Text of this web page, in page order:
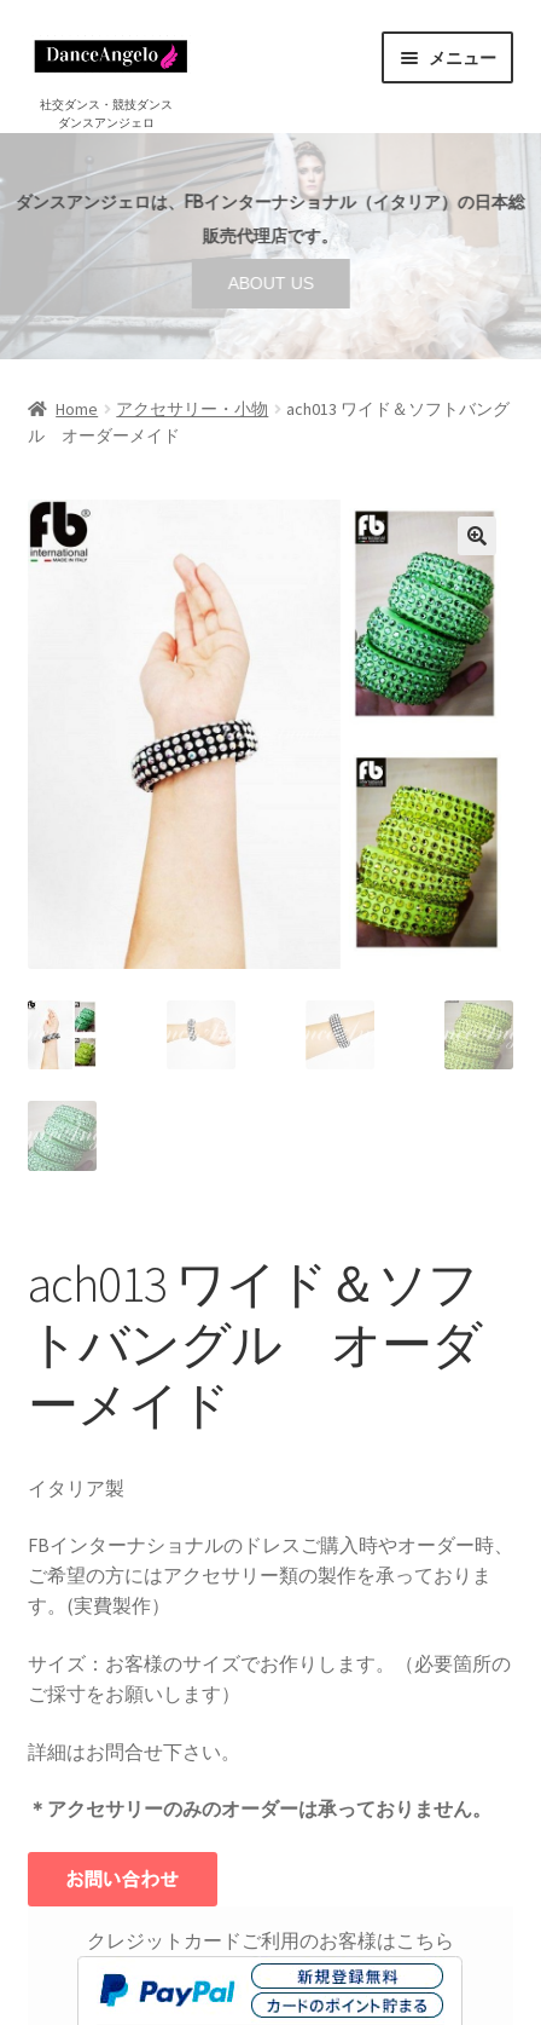
ナ
ビ
ゲ
ー
ョ
キ
ッ
コ
ン
テ
ン
へ
プ
社交ダンス・競技ダンス
ダンスアンジェロ
メニュー
ショップ
SHOP
ブ
ー
を
開
セール
SALE
ご利用案内
GUIDE
ブ
ニ
展
開
ブ
ー
を
展
開
ダンスアンジェロは、FBインターナショナル（イタリア）の日本総
販売代理店です。
ABOUT US
Home アクセサリー・小物
ach013 ワイド＆ソフトバング
ル オーダーメイド
ach013 ワイド＆ソフ
トバングル オーダ
ーメイド
イタリア製
FBインターナショナルのドレスご購入時やオーダー時、
ご希望の方にはアクセサリー類の製作を承っておりま
す。(実費製作）
サイズ：お客様のサイズでお作りします。（必要箇所の
ご採寸をお願いします）
詳細はお問合せ下さい。
＊アクセサリーのみのオーダーは承っておりません。
クレジットカードご利用のお客様はこちら